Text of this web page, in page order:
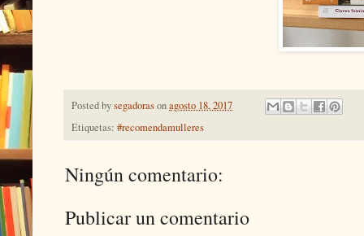
Posted bysegadorasonagosto 18, 2017
Etiquetas: #recomendamulleres
Ningún comentario:
Publicar un comentario